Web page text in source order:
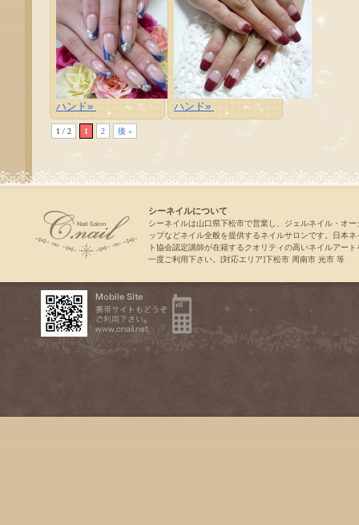
ハンド» ハンド»
1 / 2 1 2 後 »
シーネイルについて
シーネイルは山口県下松市で営業し、ジェルネイル・オー
ップなどネイル全般を提供するネイルサロンです。日本ネ
ト協会認定講師が在籍するクオリティの高いネイルアート
一度ご利用下さい。[対応エリア]下松市 周南市 光市 等